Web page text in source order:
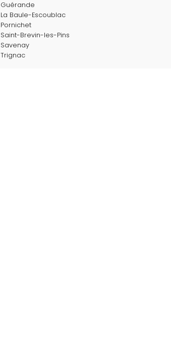
Guérande
La Baule-Escoublac
Pornichet
Saint-Brevin-les-Pins
Savenay
Trignac